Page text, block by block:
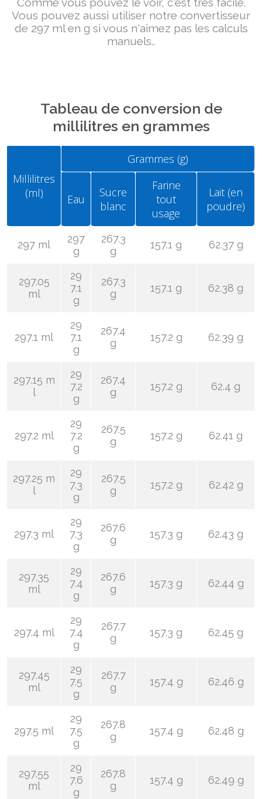
Vous pouvez aussi utiliser notre convertisseur
de 297 ml en g si vous n'aimez pas les calculs
manuels..
Tableau de conversion de
millilitres en grammes
Millilitres
(ml)
Grammes (g)
Eau
Sucre
blanc
Farine
tout
usage
Lait (en
poudre)
297 ml
297
g
267.3
g
157.1 g 62.37 g
297.05
ml
29
7.1
g
267.3
g
157.1 g 62.38 g
297.1 ml
29
7.1
g
267.4
g
157.2 g 62.39 g
297.15 m
l
29
7.2
g
267.4
g
157.2 g 62.4 g
297.2 ml
29
7.2
g
267.5
g
157.2 g 62.41 g
297.25 m
l
29
7.3
g
267.5
g
157.2 g 62.42 g
297.3 ml
29
7.3
g
267.6
g
157.3 g 62.43 g
297.35
ml
29
7.4
g
267.6
g
157.3 g 62.44 g
297.4 ml
29
7.4
g
267.7
g
157.3 g 62.45 g
297.45
ml
29
7.5
g
267.7
g
157.4 g 62.46 g
297.5 ml
29
7.5
g
267.8
g
157.4 g 62.48 g
297.55
ml
29
7.6
g
267.8
g
157.4 g 62.49 g